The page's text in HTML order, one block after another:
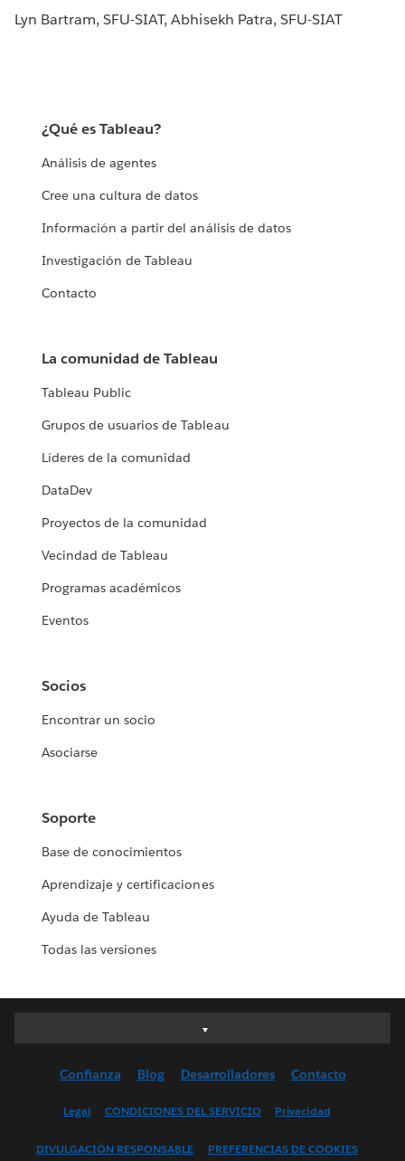
Lyn Bartram, SFU-SIAT, Abhisekh Patra, SFU-SIAT
¿Qué es Tableau?
Análisis de agentes
Cree una cultura de datos
Información a partir del análisis de datos
Investigación de Tableau
Contacto
La comunidad de Tableau
Tableau Public
Grupos de usuarios de Tableau
Líderes de la comunidad
DataDev
Proyectos de la comunidad
Vecindad de Tableau
Programas académicos
Eventos
Socios
Encontrar un socio
Asociarse
Soporte
Base de conocimientos
Aprendizaje y certificaciones
Ayuda de Tableau
Todas las versiones
Deutsch
English (US)
Français (France)
Confianza Blog Desarrolladores Contacto
Legal CONDICIONES DEL SERVICIO Privacidad
DIVULGACIÓN RESPONSABLE PREFERENCIAS DE COOKIES